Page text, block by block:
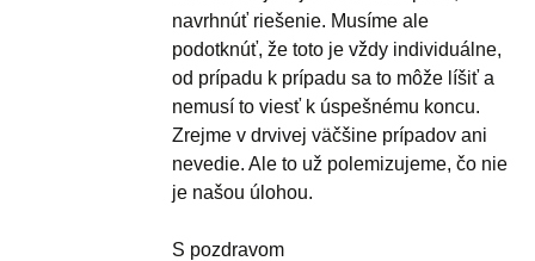
navrhnúť riešenie. Musíme ale
podotknúť, že toto je vždy individuálne,
od prípadu k prípadu sa to môže líšiť a
nemusí to viesť k úspešnému koncu.
Zrejme v drvivej väčšine prípadov ani
nevedie. Ale to už polemizujeme, čo nie
je našou úlohou.
S pozdravom